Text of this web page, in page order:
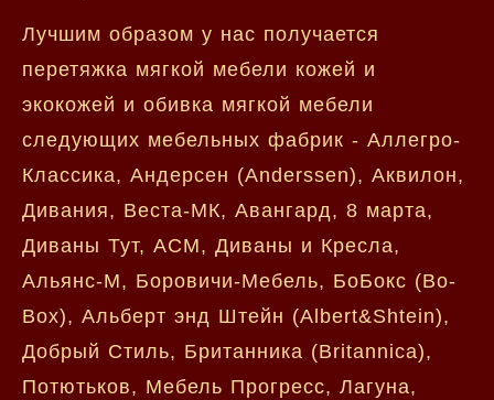
Лучшим образом у нас получается
перетяжка мягкой мебели кожей и
экокожей и обивка мягкой мебели
следующих мебельных фабрик - Аллегро-
Классика, Андерсен (Anderssen), Аквилон,
Дивания, Веста-МК, Авангард, 8 марта,
Диваны Тут, АСМ, Диваны и Кресла,
Альянс-М, Боровичи-Мебель, БоБокс (Bo-
Box), Альберт энд Штейн (Albert&Shtein),
Добрый Стиль, Британника (Britannica),
Потютьков, Мебель Прогресс, Лагуна,